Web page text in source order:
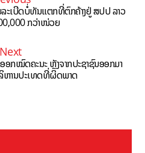
ະເບີດບໍ່ທັນແຕກທີ່ຕົກຄ້າງຢູ່ ສປປ ລາວ
ກວ່າໜ່ວຍ
Next
ອກໝົດຄະນະ ຫຼັງຈາກປະຊາຊົນອອກມາ
ຫານປະເທດທີ່ຜິດພາດ